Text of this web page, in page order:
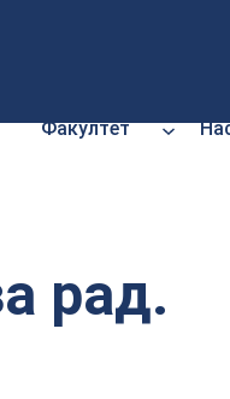
Факултет
рад.